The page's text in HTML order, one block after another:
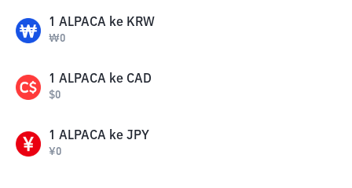
1 ALPACA ke KRW
₩0
1 ALPACA ke CAD
$0
1 ALPACA ke JPY
¥0